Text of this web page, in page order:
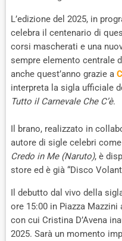
L’edizione del 2025, in
celebra il centenario di
corsi mascherati e una
sempre elemento centrale
anche quest’anno grazie a
interpreta la sigla ufficiale
Tutto il Carnevale Che C’è.
Il brano, realizzato in
autore di sigle celebri come
Credo in Me (Naruto), è
store ed è già “Disco
Il debutto dal vivo della
ore 15:00 in Piazza
con cui Cristina D’Avena
2025. Sarà un momento